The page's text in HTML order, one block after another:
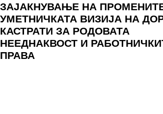
ЗАЈАКНУВАЊЕ НА
УМЕТНИЧКАТА ВИЗИЈА НА
КАСТРАТИ ЗА РОДОВАТА
НЕЕДНАКВОСТ И
ПРАВА